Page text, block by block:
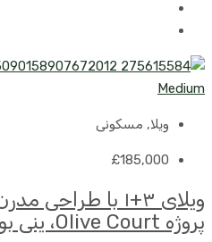
ویلا, مسکونی
£185,000
پروژه Olive Court، ینی بوغازچی – فاماگوستا